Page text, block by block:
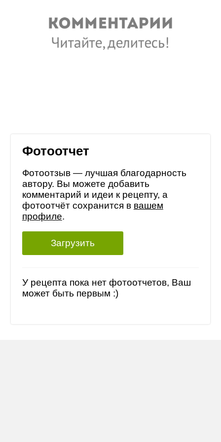
Фотоотчет
Фотоотзыв — лучшая благодарность
автору. Вы можете добавить
комментарий и идеи к рецепту, а
фотоотчёт сохранится в вашем
профиле.
Загрузить
У рецепта пока нет фотоотчетов, Ваш
может быть первым :)